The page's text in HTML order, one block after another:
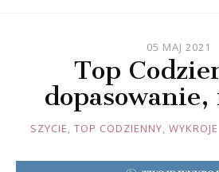
05 MAJ 2021
Top
JOULE
SZYCIE, TOP CODZIENNY, WYKROJE